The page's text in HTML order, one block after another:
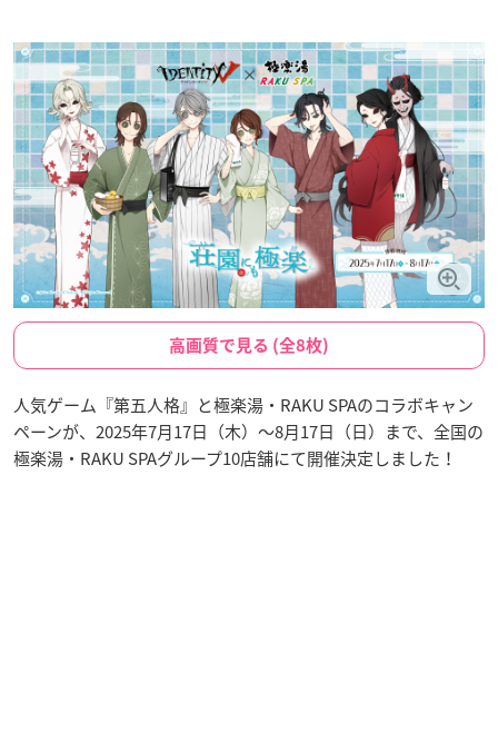
高画質で見る (全8枚)
人気ゲーム『第五人格』と極楽湯・RAKU SPAのコラボキャン
ペーンが、2025年7月17日（木）〜8月17日（日）まで、全国の
極楽湯・RAKU SPAグループ10店舗にて開催決定しました！